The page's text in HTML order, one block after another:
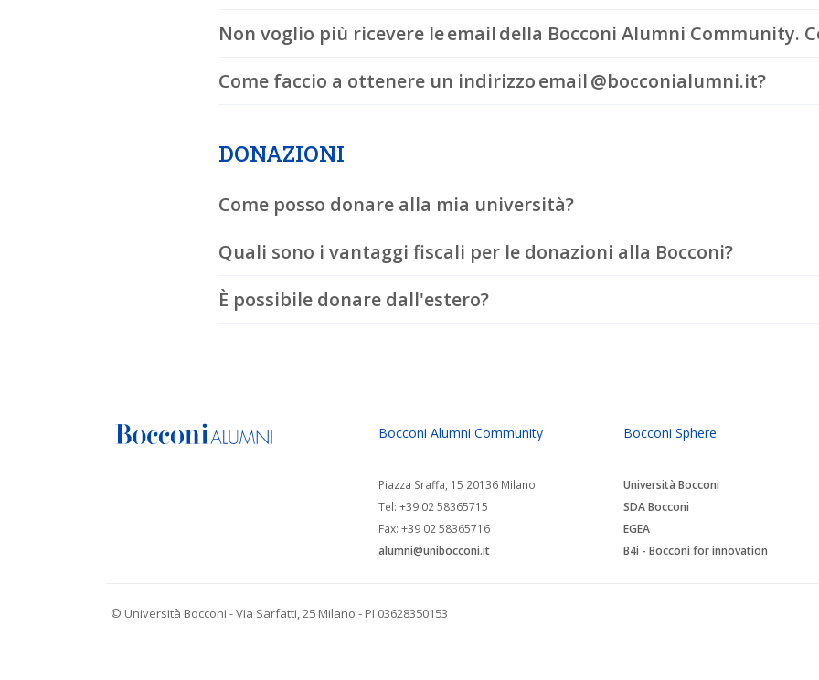
Non voglio più ricevere le email della Bocconi Alumni Community.
Come faccio a ottenere un indirizzo email @bocconialumni.it?
DONAZIONI
Come posso donare alla mia università?
Quali sono i vantaggi fiscali per le donazioni alla Bocconi?
È possibile donare dall'estero?
Bocconi Alumni Community
Piazza Sraffa, 15 20136 Milano
Tel: +39 02 58365715
Fax: +39 02 58365716
alumni@unibocconi.it
Bocconi Sphere
Università Bocconi
SDA Bocconi
EGEA
B4i - Bocconi for innovation
© Università Bocconi - Via Sarfatti, 25 Milano - PI 03628350153